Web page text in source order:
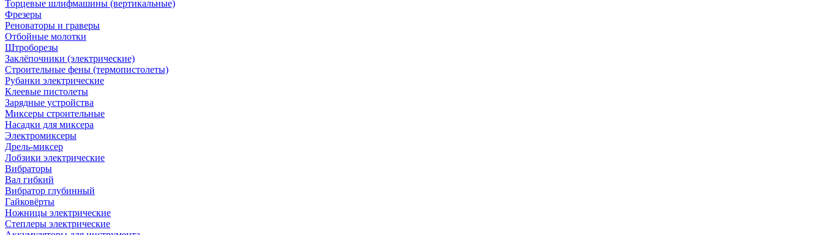
Торцевые шлифмашины (вертикальные)
Фрезеры
Реноваторы и граверы
Отбойные молотки
Штроборезы
Заклёпочники (электрические)
Строительные фены (термопистолеты)
Рубанки электрические
Клеевые пистолеты
Зарядные устройства
Миксеры строительные
Насадки для миксера
Электромиксеры
Дрель-миксер
Лобзики электрические
Вибраторы
Вал гибкий
Вибратор глубинный
Гайковёрты
Ножницы электрические
Степлеры электрические